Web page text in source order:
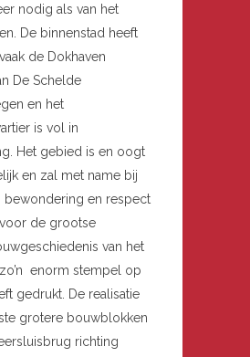
nodig als van het
De binnenstad heeft
de Dokhaven
De Schelde
en het
is vol in
Het gebied is en oogt
en zal met name bij
bewondering en respect
de grootse
van het
enorm stempel op
gedrukt. De realisatie
grotere bouwblokken
richting